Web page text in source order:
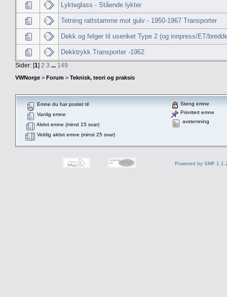
Lykteglass - Stående lykter
Tetning rattstamme mot gulv - 1950-1967 Transporter
Dekk og felger til usenket Type 2 (og innpress/ET/
Dekktrykk Transporter -1962
Sider: [1] 2 3 ... 149
VWNorge > Forum > Teknisk, teori og praksis
Emne du har postet til
Vanlig emne
Aktivt emne (minst 15 svar)
Veldig aktivt emne (minst 25 svar)
Steng emne
Prioritert emne
avstemning
Powered by SMF